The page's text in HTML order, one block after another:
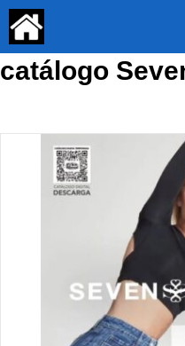
Saltar
contenido
catálogo